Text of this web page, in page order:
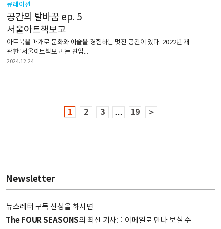
큐레이션
공간의 탈바꿈 ep. 5
서울아트책보고
아트북을 매개로 문화와 예술을 경험하는 멋진 공간이 있다. 2022년 개
관한 ‘서울아트책보고’는 진입...
2024.12.24
1 2 3 … 19 ＞
Newsletter
뉴스레터 구독 신청을 하시면
The FOUR SEASONS의 최신 기사를 이메일로 만나 보실 수